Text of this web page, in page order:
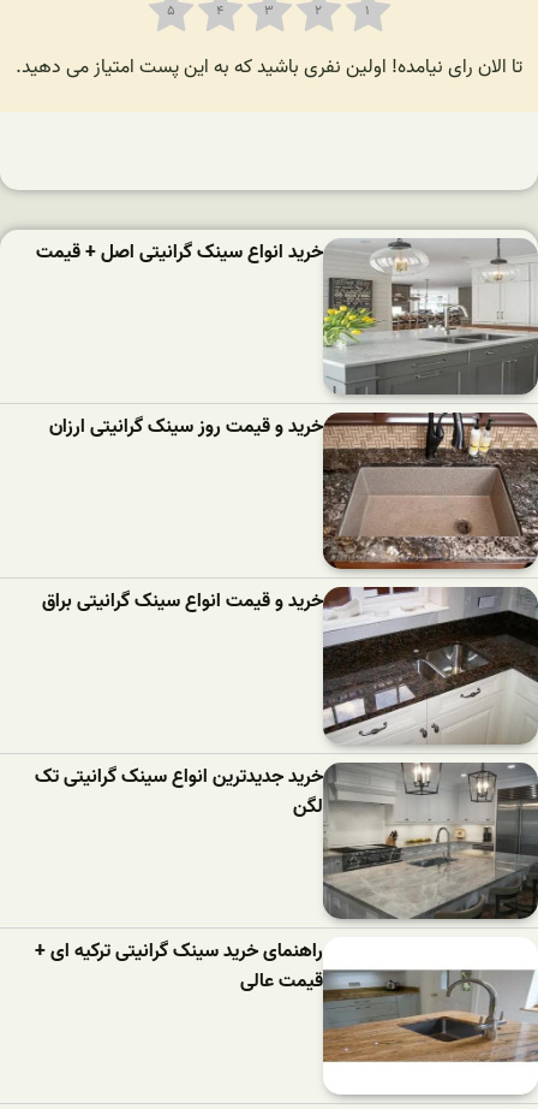
رای نیامده! اولین نفری باشید که به این پست امتیاز می دهید.
خرید انواع سینک گرانیتی اصل + قیمت
خرید و قیمت روز سینک گرانیتی ارزان
خرید و قیمت انواع سینک گرانیتی براق
خرید جدیدترین انواع سینک گرانیتی تک
لگن
راهنمای خرید سینک گرانیتی ترکیه ای +
قیمت عالی